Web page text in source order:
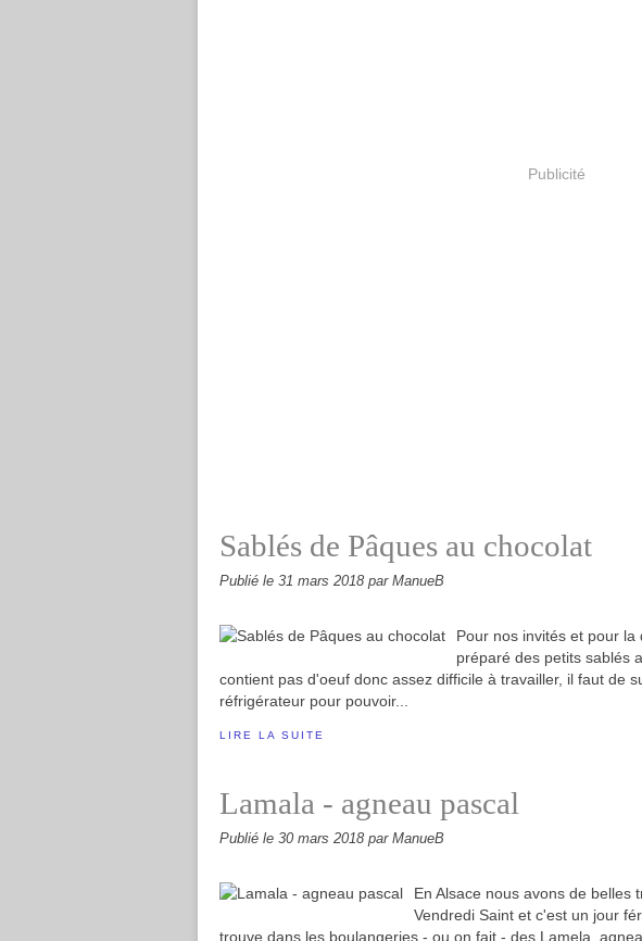
Publicité
Sablés de Pâques au chocolat
Publié le 31 mars 2018 par ManueB
Pour nos invités et pour
préparé des petits sablés
contient pas d'oeuf donc assez difficile à travailler, il faut de
réfrigérateur pour pouvoir...
LIRE LA SUITE
Lamala - agneau pascal
Publié le 30 mars 2018 par ManueB
En Alsace nous avons de belles
Vendredi Saint et c'est un jour
trouve dans les boulangeries - ou on fait - des Lamela,